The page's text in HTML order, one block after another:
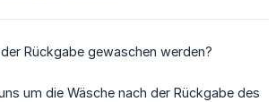
Rückgabe gewaschen werden?
um die Wäsche nach der Rückgabe des